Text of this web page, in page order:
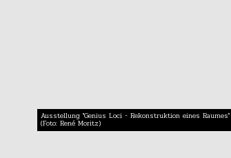
Ausstellung "Genius Loci - Rekonstruktion eines
(Foto: René Moritz)